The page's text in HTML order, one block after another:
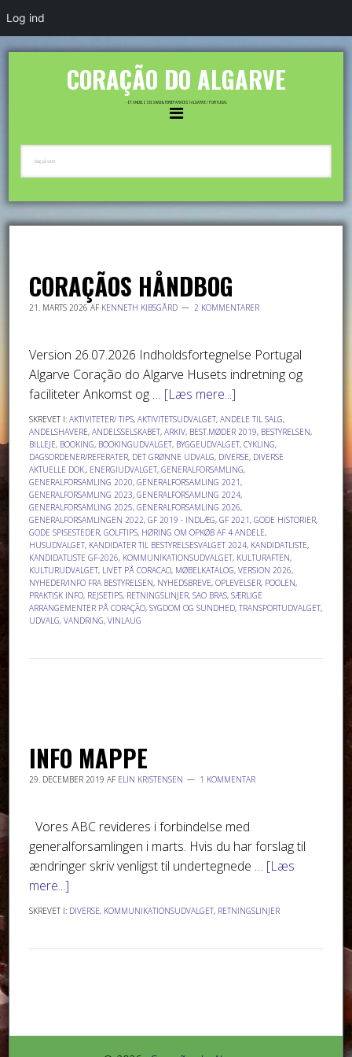
Log ind
CORAÇÃO DO ALGARVE
- ET ANDELSSELSKAB & FERIEPARADIS I ALGARVE / PORTUGAL
CORAÇÃOS HÅNDBOG
21. MARTS 2026 AF KENNETH KIBSGÅRD 2 KOMMENTARER
Version 26.07.2026 Indholdsfortegnelse Portugal
Algarve Coração do Algarve Husets indretning og
faciliteter Ankomst og … [Læs mere...]
SKREVET I:AKTIVITETER/ TIPS,AKTIVITETSUDVALGET,ANDELE TIL SALG,
ANDELSHAVERE,ANDELSSELSKABET,ARKIV, BEST.MØDER 2019, BESTYRELSEN,
BILLEJE, BOOKING, BOOKINGUDVALGET, BYGGEUDVALGET,CYKLING,
DAGSORDENER/REFERATER, DET GRØNNE UDVALG, DIVERSE, DIVERSE
AKTUELLE DOK. , ENERGIUDVALGET,GENERALFORSAMLING,
GENERALFORSAMLING 2020,GENERALFORSAMLING 2021 ,
GENERALFORSAMLING 2023,GENERALFORSAMLING 2024,
GENERALFORSAMLING 2025,GENERALFORSAMLING 2026,
GENERALFORSAMLINGEN 2022,GF 2019 - INDLÆG,GF 2021 ,GODE HISTORIER,
GODE SPISESTEDER,GOLFTIPS, HØRING OM OPKØB AF 4 ANDELE,
HUSUDVALGET, KANDIDATER TIL BESTYRELSESVALGET 2024, KANDIDATLISTE,
KANDIDATLISTE GF-2026, KOMMUNIKATIONSUDVALGET, KULTURAFTEN,
KULTURUDVALGET, LIVET PÅ CORACAO, MØBELKATALOG, VERSION 2026,
NYHEDER/INFO FRA BESTYRELSEN, NYHEDSBREVE,OPLEVELSER, POOLEN,
PRAKTISK INFO, REJSETIPS, RETNINGSLINJER,SAO BRAS,SÆRLIGE
ARRANGEMENTER PÅ CORAÇÃO,SYGDOM OG SUNDHED,TRANSPORTUDVALGET,
UDVALG,VANDRING,VINLAUG
INFO MAPPE
29. DECEMBER 2019 AF ELIN KRISTENSEN 1 KOMMENTAR
Vores ABC revideres i forbindelse med
generalforsamlingen i marts. Hvis du har forslag til
ændringer skriv venligst til undertegnede … [Læs
mere...]
SKREVET I: DIVERSE, KOMMUNIKATIONSUDVALGET, RETNINGSLINJER